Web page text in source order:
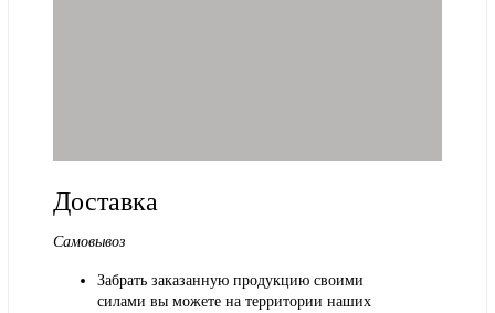
Доставка
Самовывоз
Забрать заказанную продукцию своими
силами вы можете на территории наших